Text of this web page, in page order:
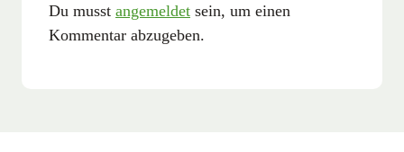
Du musst angemeldet sein, um einen
Kommentar abzugeben.